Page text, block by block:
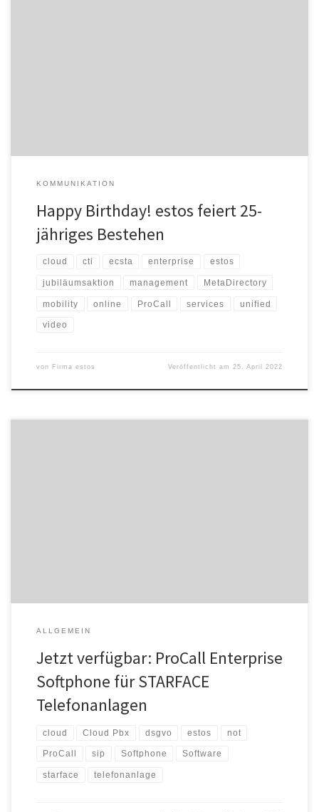
KOMMUNIKATION
Happy Birthday! estos feiert 25-
jähriges Bestehen
cloud cti ecsta enterprise estos
jubiläumsaktion management MetaDirectory
mobility online ProCall services unified
video
von Firma estos Veröffentlicht am 25. April 2022
ALLGEMEIN
Jetzt verfügbar: ProCall Enterprise
Softphone für STARFACE
Telefonanlagen
cloud Cloud Pbx dsgvo estos not
ProCall sip Softphone Software
starface telefonanlage